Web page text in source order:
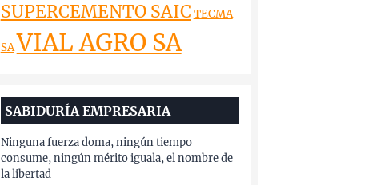
SUPERCEMENTO SAIC TECMA
SAVIAL AGRO SA
SABIDURÍA EMPRESARIA
Ninguna fuerza doma, ningún tiempo
consume, ningún mérito iguala, el nombre de
la libertad